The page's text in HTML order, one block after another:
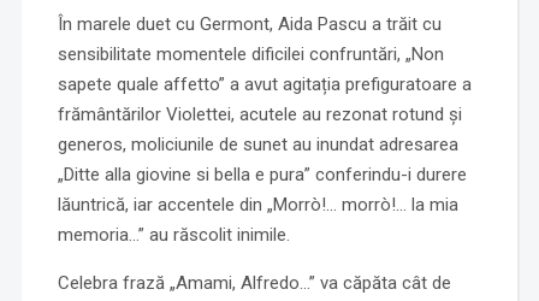
În marele duet cu Germont, Aida Pascu a trăit cu
sensibilitate momentele dificilei confruntări, „Non
sapete quale affetto” a avut agitația prefiguratoare a
frământărilor Violettei, acutele au rezonat rotund și
generos, moliciunile de sunet au inundat adresarea
„Ditte alla giovine si bella e pura” conferindu-i durere
lăuntrică, iar accentele din „Morrò!… morrò!… la mia
memoria…” au răscolit inimile.
Celebra frază „Amami, Alfredo…” va căpăta cât de